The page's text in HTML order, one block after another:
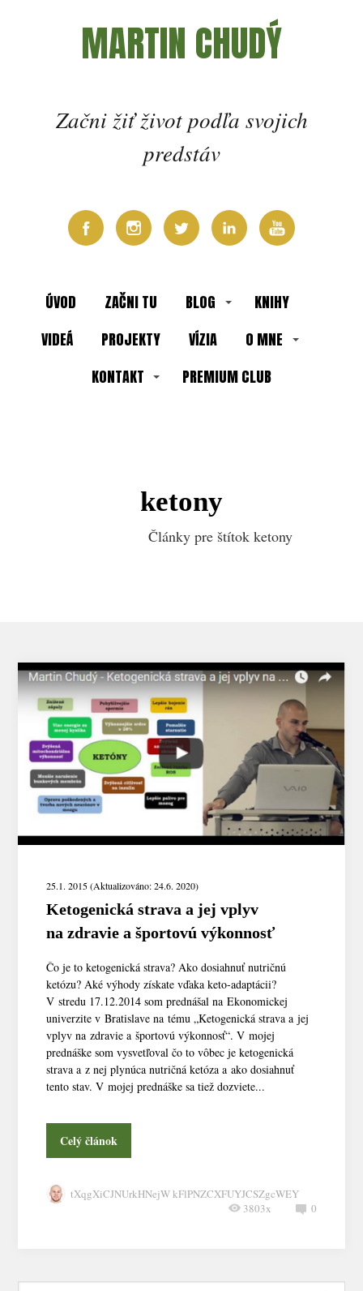
MARTIN CHUDÝ
Začni žiť život podľa svojich
predstáv
ÚVOD ZAČNI TU BLOG
KNIHY
VIDEÁ
PROJEKTY VÍZIA
O MNE
KONTAKT
PREMIUM CLUB
ketony
Články pre štítok ketony
25.1. 2015 (Aktualizováno: 24.6. 2020)
Ketogenická strava a jej vplyv
na zdravie a športovú výkonnosť
Čo je to ketogenická strava? Ako dosiahnuť nutričnú
ketózu? Aké výhody získate vďaka keto-adaptácii?
V stredu 17.12.2014 som prednášal na Ekonomickej
univerzite v Bratislave na tému „Ketogenická strava a jej
vplyv na zdravie a športovú výkonnosť“. V mojej
prednáške som vysvetľoval čo to vôbec je ketogenická
strava a z nej plynúca nutričná ketóza a ako dosiahnuť
tento stav. V mojej prednáške sa tiež dozviete...
Celý článok
tXqgXiCJNUrkHNejW kFlPNZCXFUYJCSZgcWEY
0
3803x